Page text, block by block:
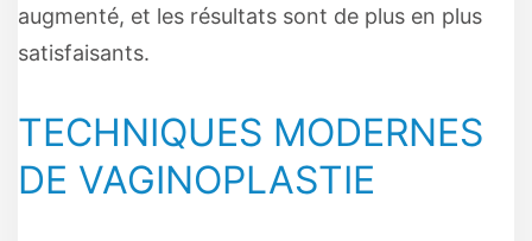
augmenté, et les résultats sont de plus en plus
satisfaisants.
TECHNIQUES MODERNES
DE VAGINOPLASTIE